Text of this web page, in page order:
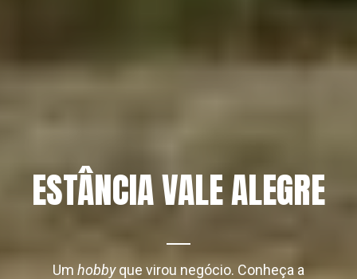
ESTÂNCIA VALE ALEGRE
Um hobbyque virou negócio. Conheça a